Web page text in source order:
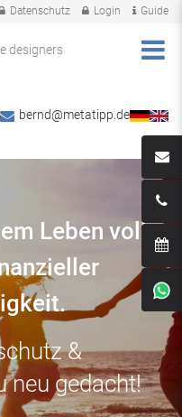
Datenschutz Login Guide
designers
bernd@metatipp.de
Leben voller
&
neu gedacht!